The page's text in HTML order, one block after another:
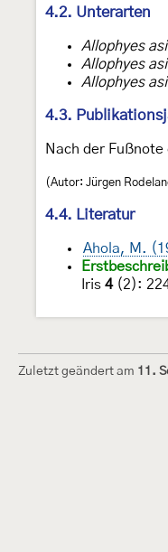
4.2. Unterarten
Allophyes
Allophyes
Allophyes
4.3.
Nach der
(Autor: Jürgen
4.4. Literatur
Ahola, M.
Iris 4(2):
Zuletzt geändert am 11.